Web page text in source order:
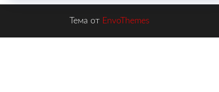
Тема от EnvoThemes